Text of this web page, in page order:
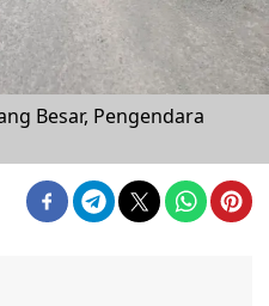
Besar, Pengendara